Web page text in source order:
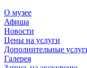
О музее
Афиша
Новости
Цены на услуги
Дополнительные
Галерея